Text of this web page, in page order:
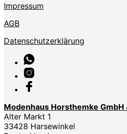
Impressum
AGB
Datenschutzerklärung
Modenhaus Horsthemke GmbH
Alter Markt 1
33428 Harsewinkel